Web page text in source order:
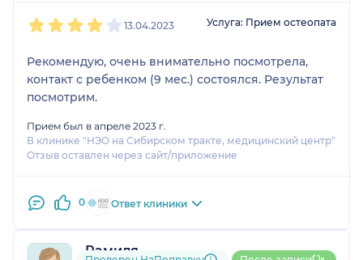
13.04.2023 Услуга: Прием остеопата
Рекомендую, очень внимательно посмотрела,
контакт с ребенком (9 мес.) состоялся. Результат
посмотрим.
Прием был в апреле 2023 г.
В клинике "НЭО на Сибирском тракте, медицинский центр"
Отзыв оставлен через сайт/приложение
0 Ответ клиники
Рамиля